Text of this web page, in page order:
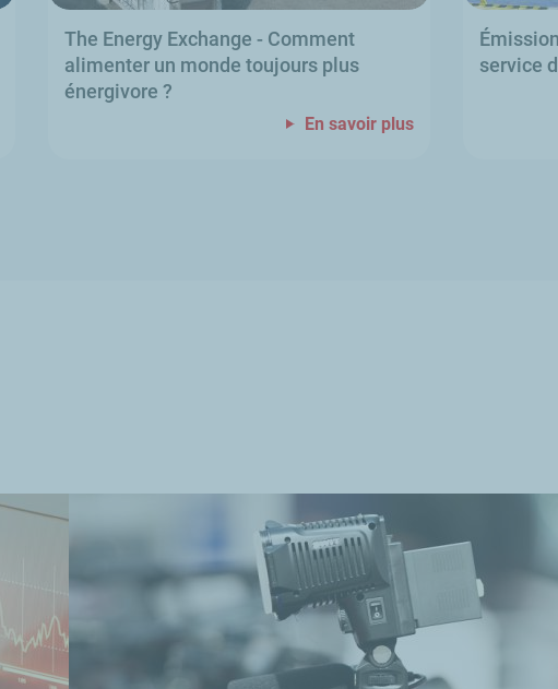
The Energy Exchange - Comment
alimenter un monde toujours plus
énergivore ?
En savoir plus
service